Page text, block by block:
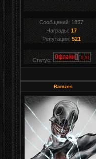
Сообщений: 1857
Награды: 17
Репутация: 521
Статус:
Ramzes